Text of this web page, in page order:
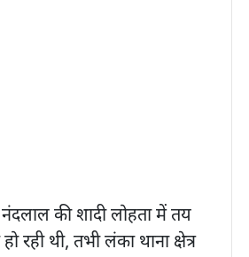
की शादी लोहता में तय
रही थी, तभी लंका थाना क्षेत्र